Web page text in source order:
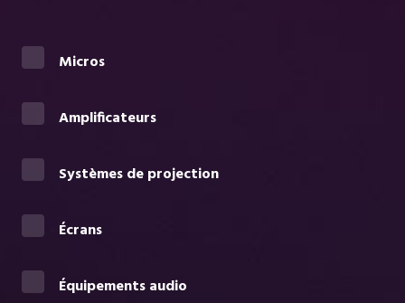
Micros
Amplificateurs
Systèmes de projection
Écrans
Équipements audio